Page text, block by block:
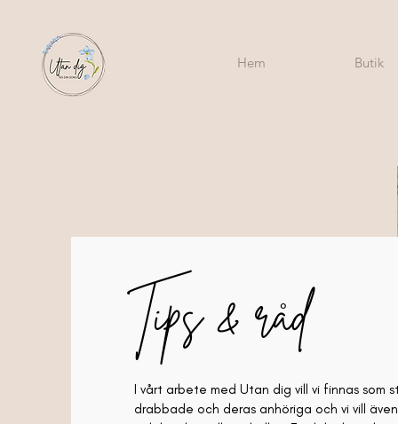
Tips & råd
.
I vårt arbete med Utan dig vill vi finnas som
drabbade och deras anhöriga och vi vill
Hem Butik